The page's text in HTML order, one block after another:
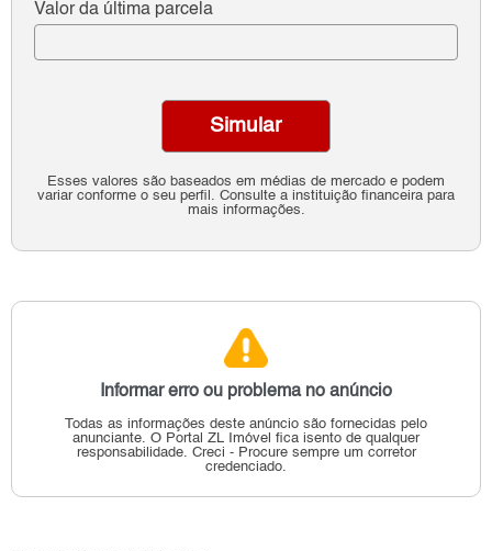
Valor da última parcela
Esses valores são baseados em médias de mercado e podem
variar conforme o seu perfil. Consulte a instituição financeira para
mais informações.
Simular
Informar erro ou problema no anúncio
Todas as informações deste anúncio são fornecidas pelo
anunciante. O Portal ZL Imóvel fica isento de qualquer
responsabilidade. Creci - Procure sempre um corretor
credenciado.